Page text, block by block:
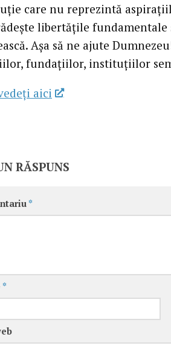
care nu reprezintă
libertăţile fundamentale
Aşa să ne ajute
fundaţiilor, instituţiilor
aici
RĂSPUNS
*
*